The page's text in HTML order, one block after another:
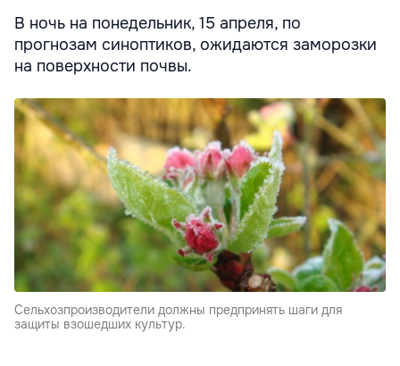
В ночь на понедельник, 15 апреля, по
прогнозам синоптиков, ожидаются заморозки
на поверхности почвы.
Сельхозпроизводители должны предпринять шаги для
защиты взошедших культур.